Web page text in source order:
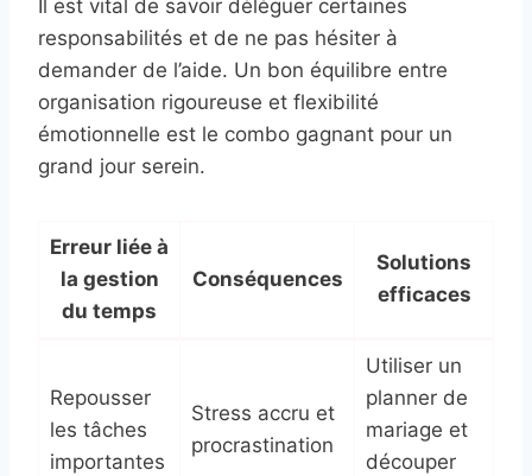
Il est vital de savoir déléguer certaines
responsabilités et de ne pas hésiter à
demander de l’aide. Un bon équilibre entre
organisation rigoureuse et flexibilité
émotionnelle est le combo gagnant pour un
grand jour serein.
Erreur liée à
la gestion
du temps
Conséquences
Solutions
efficaces
Repousser
les tâches
importantes
Stress accru et
procrastination
Utiliser un
planner de
mariage et
découper